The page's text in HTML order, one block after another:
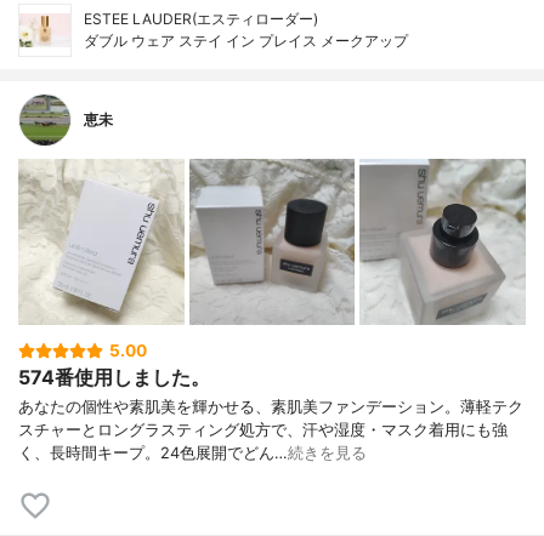
ESTEE LAUDER(エスティローダー)
ダブル ウェア ステイ イン プレイス メークアップ
恵未
5.00
574番使用しました。
あなたの個性や素肌美を輝かせる、素肌美ファンデーション。薄軽テク
スチャーとロングラスティング処方で、汗や湿度・マスク着用にも強
く、長時間キープ。24色展開でどん…続きを見る